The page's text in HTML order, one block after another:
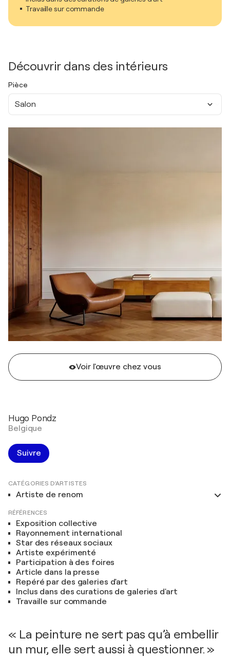
Travaille sur commande
Découvrir dans des intérieurs
Pièce
Salon
Voir l'œuvre chez vous
Hugo Pondz
Belgique
Suivre
CATÉGORIES D'ARTISTES
Artiste de renom
RÉFÉRENCES
Exposition collective
Rayonnement international
Star des réseaux sociaux
Artiste expérimenté
Participation à des foires
Article dans la presse
Repéré par des galeries d'art
Inclus dans des curations de galeries d'art
Travaille sur commande
« La peinture ne sert pas qu’à embellir
un mur, elle sert aussi à questionner. »